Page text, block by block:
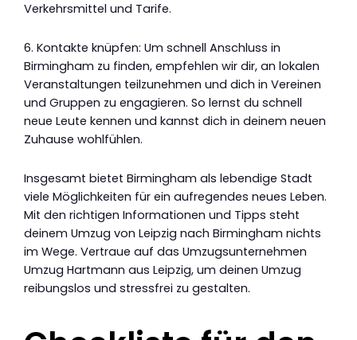
Verkehrsmittel und Tarife.
6. Kontakte knüpfen: Um schnell Anschluss in
Birmingham zu finden, empfehlen wir dir, an lokalen
Veranstaltungen teilzunehmen und dich in Vereinen
und Gruppen zu engagieren. So lernst du schnell
neue Leute kennen und kannst dich in deinem neuen
Zuhause wohlfühlen.
Insgesamt bietet Birmingham als lebendige Stadt
viele Möglichkeiten für ein aufregendes neues Leben.
Mit den richtigen Informationen und Tipps steht
deinem Umzug von Leipzig nach Birmingham nichts
im Wege. Vertraue auf das Umzugsunternehmen
Umzug Hartmann aus Leipzig, um deinen Umzug
reibungslos und stressfrei zu gestalten.